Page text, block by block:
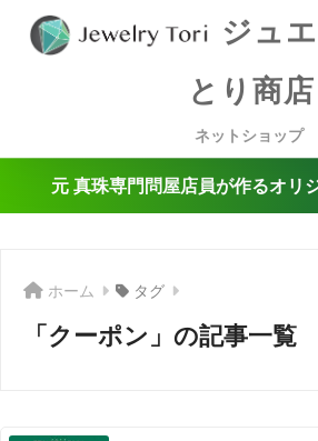
ジュ
とり商店
ネットショップ
元 真珠専門問屋店員が作るオリ
ホーム タグ
「クーポン」の記事一覧